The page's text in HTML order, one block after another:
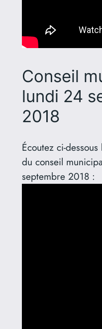
Conseil
lundi 24
2018
Écoutez ci-
du conseil
septembre 2018 :